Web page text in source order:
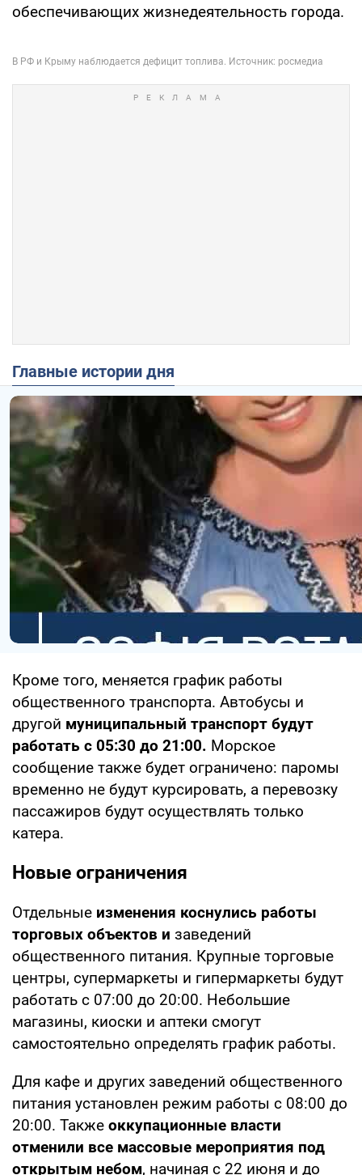
обеспечивающих жизнедеятельность города.
Главные истории дня
Кроме того, меняется график работы
общественного транспорта. Автобусы и
другой муниципальный транспорт будут
работать с 05:30 до 21:00. Морское
сообщение также будет ограничено: паромы
временно не будут курсировать, а перевозку
пассажиров будут осуществлять только
катера.
Новые ограничения
Отдельные изменения коснулись работы
торговых объектов и заведений
общественного питания. Крупные торговые
центры, супермаркеты и гипермаркеты будут
работать с 07:00 до 20:00. Небольшие
магазины, киоски и аптеки смогут
самостоятельно определять график работы.
Для кафе и других заведений общественного
питания установлен режим работы с 08:00 до
20:00. Также оккупационные власти
отменили все массовые мероприятия под
открытым небом, начиная с 22 июня и до